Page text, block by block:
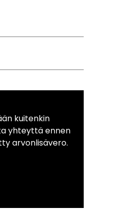
kuitenkin
yhteyttä ennen
arvonlisävero.